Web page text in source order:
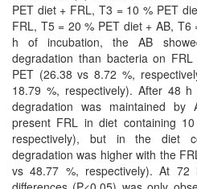
PET diet + FRL, T3 = 10 % PET
FRL, T5 = 20 % PET diet + AB,
h of incubation, the AB
degradation than bacteria on
PET (26.38 vs 8.72 %,
18.79 %, respectively). After 48
degradation was maintained
present FRL in diet containing
respectively), but in the diet
degradation was higher with the
vs 48.77 %, respectively). At